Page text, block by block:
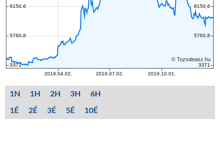
1N 1H 2H 3H 6H
1É 2É 3É 5É 10É